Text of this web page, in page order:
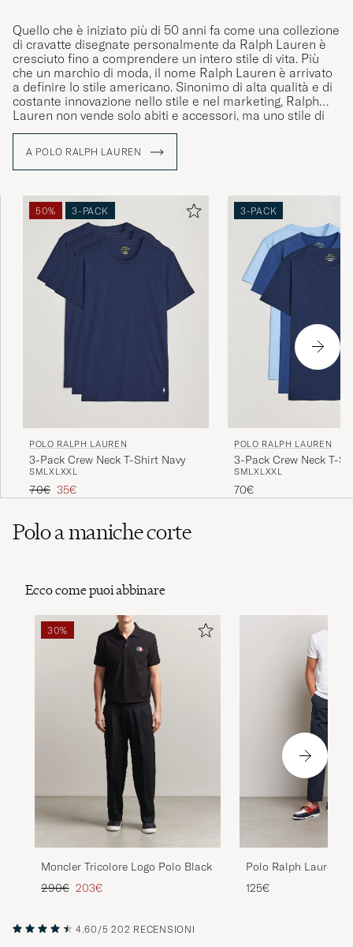
Quello che è iniziato più di 50 anni fa come una collezione
di cravatte disegnate personalmente da Ralph Lauren è
cresciuto fino a comprendere un intero stile di vita. Più
che un marchio di moda, il nome Ralph Lauren è arrivato
a definire lo stile americano. Sinonimo di alta qualità e di
costante innovazione nello stile e nel marketing, Ralph
Lauren non vende solo abiti e accessori, ma uno stile di
vita che riflette il sogno americano.
A POLO RALPH LAUREN
50% 3-PACK
POLO RALPH LAUREN
3-Pack Crew Neck T-Shirt Navy
SMLXLXXL
Prezzo ordinario
70€ Prezzo ridotto
35€
3-PACK
POLO RALPH LAUREN
3-Pack Crew Neck T-
Navy/Light Navy/Elite
SMLXLXXL
70€
Polo a maniche corte
Ecco come puoi abbinare
30%
Moncler Tricolore Logo Polo Black
Prezzo ordinario
290€ Prezzo ridotto
203€
Polo Ralph Lauren
White
125€
4.60/5 202 RECENSIONI